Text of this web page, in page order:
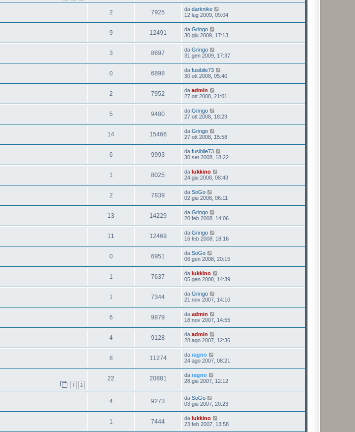
2 7925 da darknike
12 lug 2009, 09:04
9 12491 da Gringo
30 giu 2009, 17:13
3 8697 da Gringo
31 gen 2009, 17:37
0 6898 da fusibile73
30 ott 2008, 05:40
2 7952 da admin
27 ott 2008, 21:01
5 9480 da Gringo
27 ott 2008, 18:29
14 15466 da Gringo
27 ott 2008, 15:58
6 9993 da fusibile73
30 set 2008, 18:22
1 8025 da lukkino
24 giu 2008, 08:43
2 7839 da SoGo
02 giu 2008, 06:11
13 14229 da Gringo
20 feb 2008, 14:06
11 12469 da Gringo
16 feb 2008, 18:16
0 6951 da SoGo
06 gen 2008, 20:15
1 7637 da lukkino
05 gen 2008, 14:39
1 7344 da Gringo
21 nov 2007, 14:10
6 9879 da admin
18 nov 2007, 14:55
4 9128 da admin
28 ago 2007, 12:36
8 11274 da ragno
24 ago 2007, 08:21
1 2
22 20881 da ragno
28 giu 2007, 12:12
4 9273 da SoGo
03 giu 2007, 20:23
1 7444 da lukkino
23 feb 2007, 13:58